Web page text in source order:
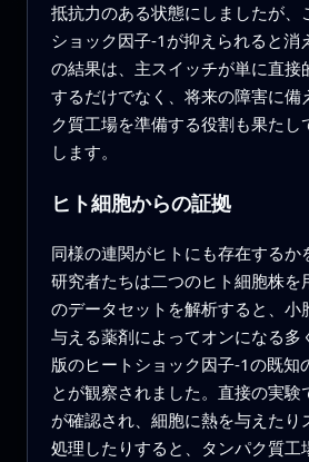
抵抗力のある状態にしましたが、
ショック因子‑1が抑えられると消
の結果は、主スイッチが単に直接
するだけでなく、将来の障害に備
ク質工場を準備する役割も果たし
します。
ヒト細胞からの証拠
同様の連関がヒトにも存在するか
研究者たちは二つのヒト細胞株を
のデータセットを解析すると、小
与える薬剤によってオンになる多
版のヒートショック因子‑1の既知
とが観察されました。直接の実験
が確認され、細胞に熱を与えたり
処理したりすると、タンパク質工